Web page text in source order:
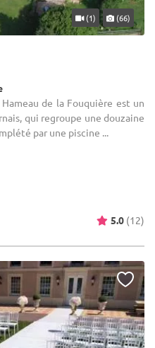
(1) (66)
de la Fouquière est un
qui regroupe une douzaine
par une piscine ...
5.0 (12)